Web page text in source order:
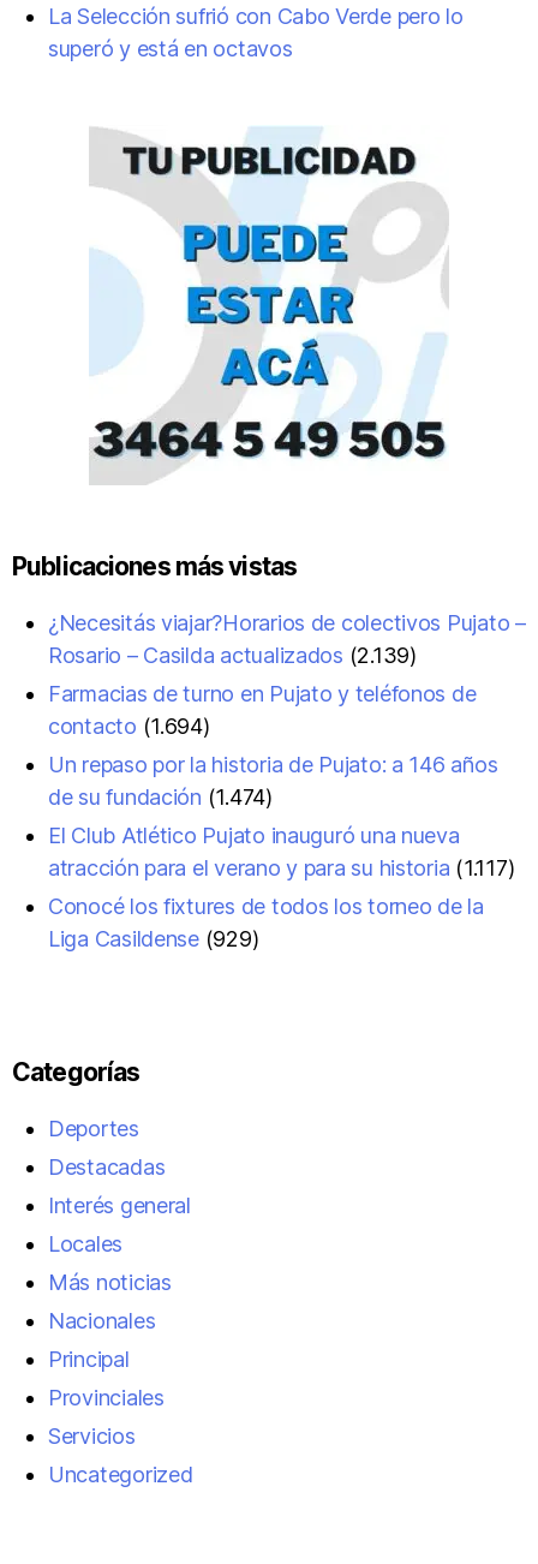
La Selección sufrió con Cabo Verde pero lo
superó y está en octavos
Publicaciones más vistas
¿Necesitás viajar?Horarios de colectivos Pujato –
Rosario – Casilda actualizados (2.139)
Farmacias de turno en Pujato y teléfonos de
contacto (1.694)
Un repaso por la historia de Pujato: a 146 años
de su fundación (1.474)
El Club Atlético Pujato inauguró una nueva
atracción para el verano y para su historia (1.117)
Conocé los fixtures de todos los torneo de la
Liga Casildense (929)
Categorías
Deportes
Destacadas
Interés general
Locales
Más noticias
Nacionales
Principal
Provinciales
Servicios
Uncategorized